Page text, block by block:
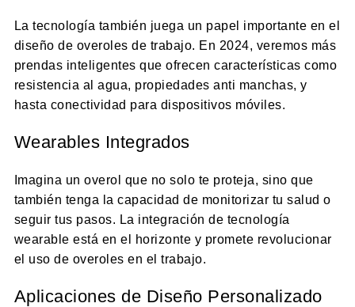
La tecnología también juega un papel importante en el
diseño de overoles de trabajo. En 2024, veremos más
prendas inteligentes que ofrecen características como
resistencia al agua, propiedades anti manchas, y
hasta conectividad para dispositivos móviles.
Wearables Integrados
Imagina un overol que no solo te proteja, sino que
también tenga la capacidad de monitorizar tu salud o
seguir tus pasos. La integración de tecnología
wearable está en el horizonte y promete revolucionar
el uso de overoles en el trabajo.
Aplicaciones de Diseño Personalizado